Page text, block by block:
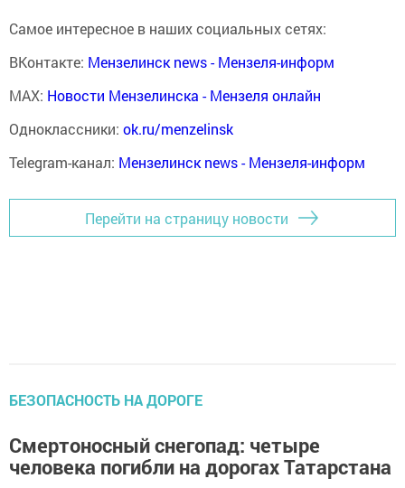
Самое интересное в наших социальных сетях:
ВКонтакте: Мензелинск news - Мензеля-информ
MAX: Новости Мензелинска - Мензеля онлайн
Одноклассники: ok.ru/menzelinsk
Telegram-канал: Мензелинск news - Мензеля-информ
Перейти на страницу новости
БЕЗОПАСНОСТЬ НА ДОРОГЕ
Смертоносный снегопад: четыре
человека погибли на дорогах Татарстана